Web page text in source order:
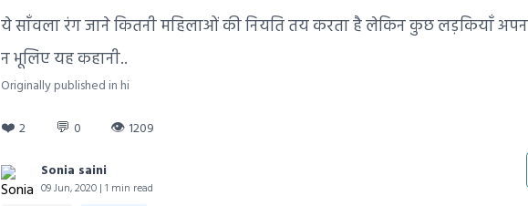
ये साँवला रंग जाने कितनी महिलाओं की नियति तय करता है लेकिन कुछ लड़कियाँ
न भूलिए यह कहानी..
Originally published in hi
❤️ 2 💬 0 👁 1209
Sonia saini
09 Jun, 2020 | 1 min read